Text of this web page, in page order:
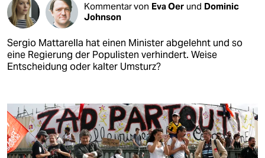
Kommentar von Eva Oer und Dominic
Johnson
Sergio Mattarella hat einen Minister abgelehnt und so
eine Regierung der Populisten verhindert. Weise
Entscheidung oder kalter Umsturz?